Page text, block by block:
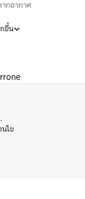
กอากาศ
ขึ้น
นไข